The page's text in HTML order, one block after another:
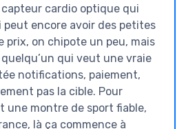
cardio optique qui
encore avoir des petites
prix, on chipote un peu, mais
quelqu’un qui veut une vraie
notifications, paiement,
pas la cible. Pour
une montre de sport fiable,
là ça commence à